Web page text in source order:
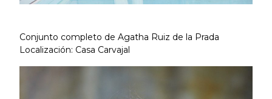
Conjunto completo de Agatha Ruiz de la Prada
Localización: Casa Carvajal